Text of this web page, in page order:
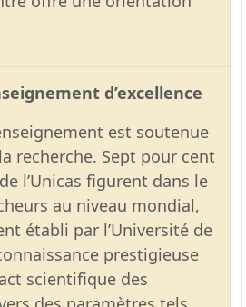
d’excellence
est soutenue
recherche. Sept pour cent
l’Unicas figurent dans le
au niveau mondial,
établi par l’Université de
prestigieuse
scientifique des